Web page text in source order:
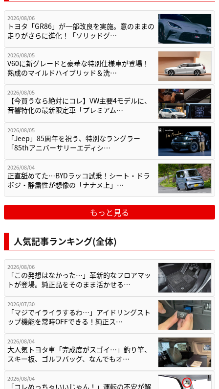
2026/08/06
トヨタ「GR86」が一部改良を実施。意のままの
走りがさらに進化！「ソリッドグ…
2026/08/05
V60に新グレードと豪華な特別仕様車が登場！
熟成のマイルドハイブリッド＆洗…
2026/08/05
【今買うなら絶対にコレ】VW主要4モデルに、
音響特化の最新限定車「プレミアム…
2026/08/05
「Jeep」85周年を祝う、特別なラングラー
「85thアニバーサリーエディシ…
2026/08/04
正直舐めてた…BYDラッコ試乗！シート・ドラ
ポジ・静粛性が想像の「ナナメ上」…
もっと見る
人気記事ランキング(全体)
2026/08/06
「この発想はなかった…」革新的なフロアマッ
トが登場。純正品をそのまま活かせる…
2026/07/30
「マジでイライラするわ…」アイドリングスト
ップ機能を常時OFFできる！純正ス…
2026/08/04
大人気トヨタ車「完成度がスゴイ…」釣り竿、
スキー板、ゴルフバッグ、なんでもオ…
2026/08/04
「コレめっちゃいいじゃん！」運転の不安が解